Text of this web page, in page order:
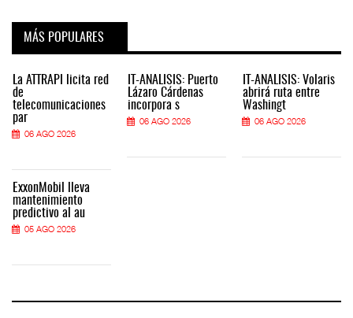
MÁS POPULARES
La ATTRAPI licita red
de
telecomunicaciones
par
06 AGO 2026
ExxonMobil lleva
mantenimiento
predictivo al au
05 AGO 2026
IT-ANÁLISIS: Puerto
Lázaro Cárdenas
incorpora s
06 AGO 2026
IT-ANÁLISIS: Volaris
abrirá ruta entre
Washingt
06 AGO 2026